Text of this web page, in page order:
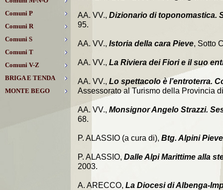
Comuni P
Comuni R
Comuni S
Comuni T
Comuni V-Z
BRIGA E TENDA
MONTE BEGO
AA. VV., Dizionario di toponomastica.
95.
AA. VV., Istoria della cara Pieve, Sotto
AA. VV., La Riviera dei Fiori e il suo
AA. VV., Lo spettacolo è l’entroterra.
Assessorato al Turismo della Provincia
AA. VV., Monsignor Angelo Strazzi.
68.
P. ALASSIO (a cura di), Btg. Alpini
P. ALASSIO, Dalle Alpi Marittime alla
2003.
A. ARECCO, La Diocesi di Albenga-